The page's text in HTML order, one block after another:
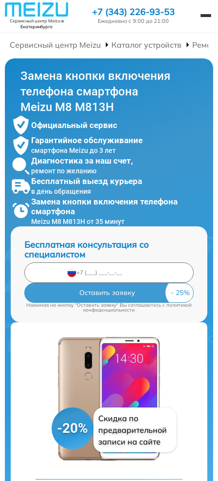
Сервисный центр Meizuв
Екатеринбурге
+7 (343) 226-93-53
Ежедневно с 9:00 до 21:00
Сервисный центр Meizu Каталог устройств
Замена кнопки включения
телефона смартфона
Meizu M8 M813H
Официальный сервис
Гарантийное обслуживание
смартфона Meizu до 3 лет
Диагностика за наш счет,
ремонт по желанию
Бесплатный выезд курьера
в день обращения
Замена кнопки включения телефона
смартфона
Meizu M8 M813H от 35 минут
Бесплатная консультация со
специалистом
Оставить заявку
Нажимая на кнопку "Оставить заявку" Вы соглашаетесь cполитикой
конфиденциальности
-20%
Скидка по
предварительной
записи на сайте